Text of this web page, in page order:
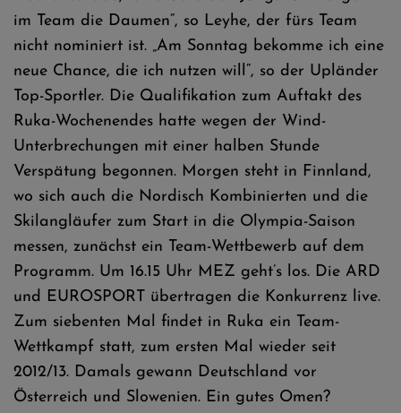
im Team die Daumen“, so Leyhe, der fürs Team
nicht nominiert ist. „Am Sonntag bekomme ich eine
neue Chance, die ich nutzen will“, so der Upländer
Top-Sportler. Die Qualifikation zum Auftakt des
Ruka-Wochenendes hatte wegen der Wind-
Unterbrechungen mit einer halben Stunde
Verspätung begonnen. Morgen steht in Finnland,
wo sich auch die Nordisch Kombinierten und die
Skilangläufer zum Start in die Olympia-Saison
messen, zunächst ein Team-Wettbewerb auf dem
Programm. Um 16.15 Uhr MEZ geht’s los. Die ARD
und EUROSPORT übertragen die Konkurrenz live.
Zum siebenten Mal findet in Ruka ein Team-
Wettkampf statt, zum ersten Mal wieder seit
2012/13. Damals gewann Deutschland vor
Österreich und Slowenien. Ein gutes Omen?